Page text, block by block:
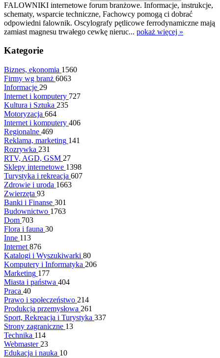
FALOWNIKI internetowe forum branżowe. Informacje, instrukcje,
schematy, wsparcie techniczne, Fachowcy pomogą ci dobrać
odpowiedni falownik. Oscylografy pętlicowe ferrodynamiczne mają
zamiast magnesu trwałego cewkę nieruc... pokaż więcej »
Kategorie
Biznes, ekonomia 1560
Firmy wg branż 6063
Informacje 29
Internet i komputery 727
Kultura i Sztuka 235
Motoryzacja 664
Internet i komputery 406
Regionalne 469
Reklama, marketing 141
Rozrywka 231
RTV, AGD, GSM 27
Sklepy internetowe 1398
Turystyka i rekreacja 607
Zdrowie i uroda 1663
Zwierzęta 93
Banki i Finanse 301
Budownictwo 1763
Dom 703
Flora i fauna 30
Inne 113
Internet 876
Katalogi i Wyszukiwarki 80
Komputery i Informatyka 206
Marketing 177
Miasta i państwa 404
Praca 40
Prawo i społeczeństwo 214
Produkcja przemysłowa 261
Sport, Rekreacja i Turystyka 337
Strony zagraniczne 13
Technika 114
Webmaster 23
Edukacja i nauka 10